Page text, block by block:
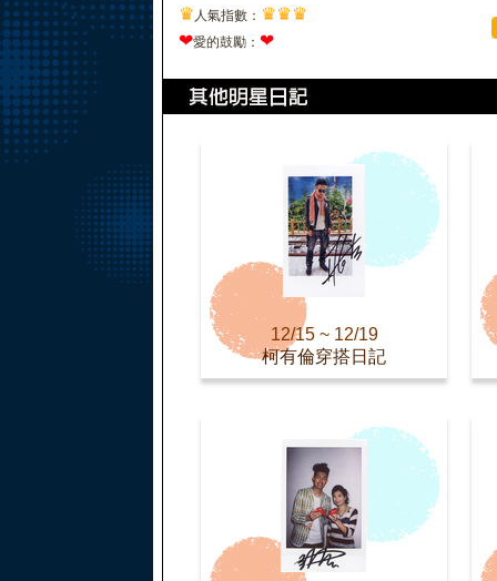
♛ 人氣指數： ♛♛♛
❤愛的鼓勵： ❤
12/15 ~ 12/19
柯有倫穿搭日記